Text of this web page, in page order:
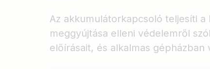
Az akkumulátorkapcsoló teljesíti
meggyújtása elleni védelemről
előírásait, és alkalmas gépházban